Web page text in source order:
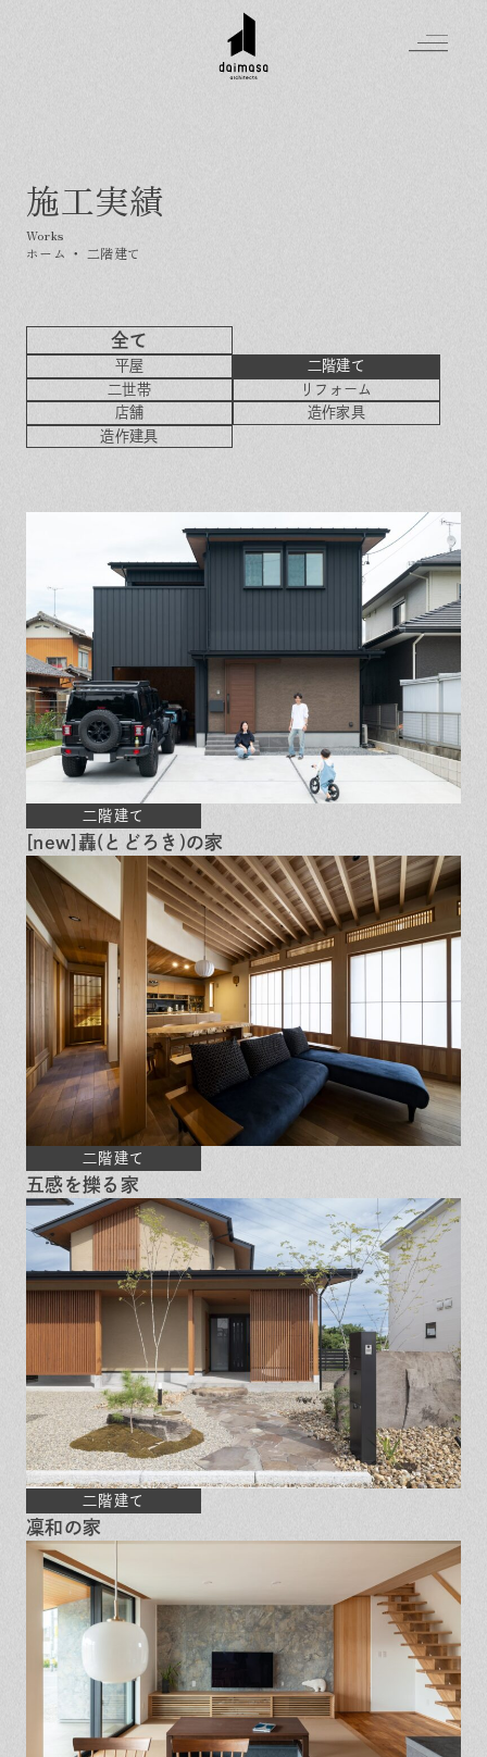
施工実績
ホーム ・ 二階建て
全て
平屋
二階建て
二世帯
リフォーム
店舗
造作家具
造作建具
二階建て
[new]轟(とどろき)の家
二階建て
五感を擽る家
二階建て
凜和の家
Greeting
はじめましての方へ
Made in DAIMASA
オーダーメイドの住まい
素材のこだわり
住まいの特性
家づくりの流れ
ヒノキプロジェクト
施工実績
スタイル集
イベントを探す
木材辞典
Topics
お知らせ
イベント
Company
会社概要
Contact
In
st
ag
ra
Fa
ce
bo
ok
LI
N
E
Event Contact